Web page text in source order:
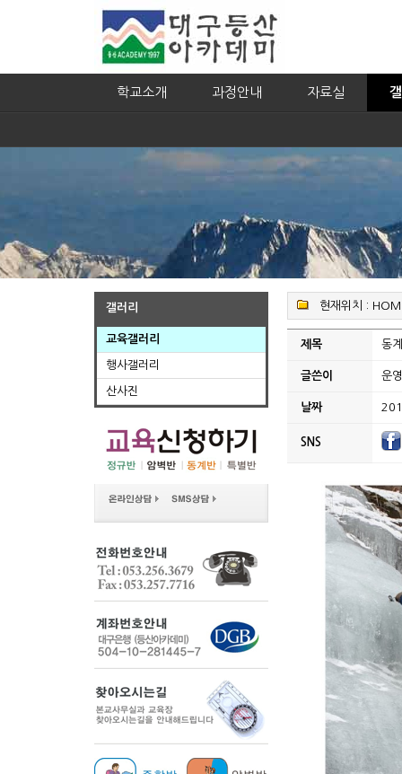
학교소개 과정안내 자료실
갤러리
교육갤러리
행사갤러리
산사진
현재위치 :
제목 동
글쓴이 운
날짜
SNS